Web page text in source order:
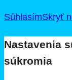
SúhlasímSkryť
Nastavenia
súkromia